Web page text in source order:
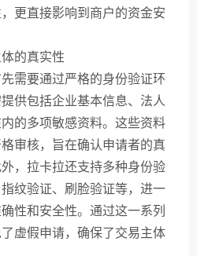
更直接影响到商户的资金安
的真实性
需要通过严格的身份验证环
供包括企业基本信息、法人
的多项敏感资料。这些资料
审核，旨在确认申请者的真
，拉卡拉还支持多种身份验
纹验证、刷脸验证等，进一
性和安全性。通过这一系列
虚假申请，确保了交易主体